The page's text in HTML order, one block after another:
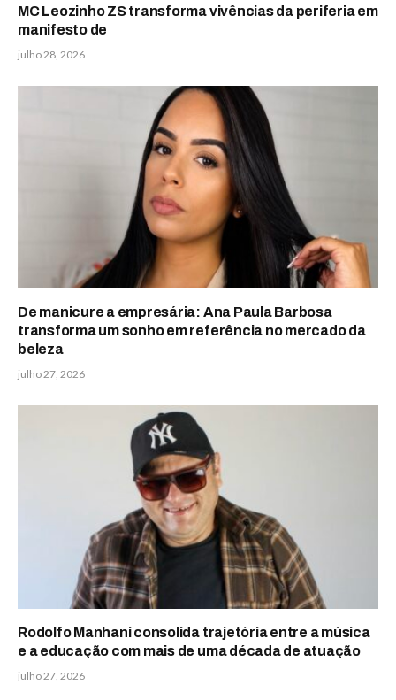
MC Leozinho ZS transforma vivências da periferia em
manifesto de
julho 28, 2026
De manicure a empresária: Ana Paula Barbosa
transforma um sonho em referência no mercado da
beleza
julho 27, 2026
Rodolfo Manhani consolida trajetória entre a música
e a educação com mais de uma década de atuação
julho 27, 2026